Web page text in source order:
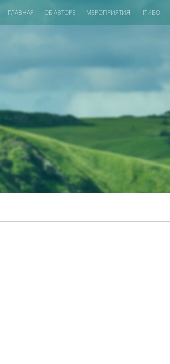
ГЛАВНАЯ ОБ АВТОРЕ МЕРОПРИЯТИЯ ЧТИВО